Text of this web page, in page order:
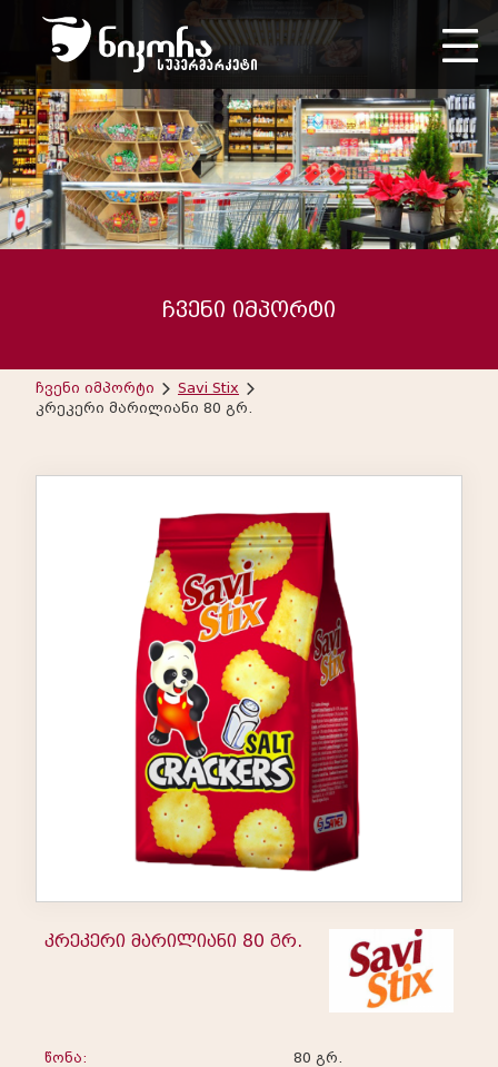
ჩვენი იმპორტი
ჩვენი იმპორტი
Savi Stix
კრეკერი მარილიანი 80 გრ.
კრეკერი მარილიანი 80 გრ.
წონა: 80 გრ.